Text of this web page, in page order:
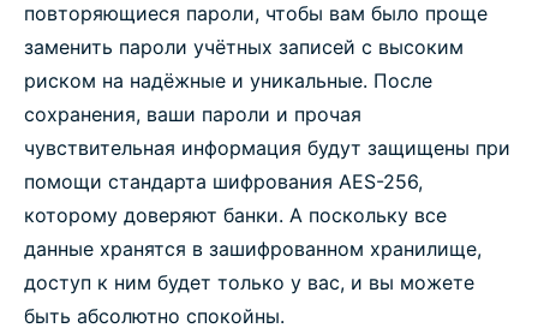
повторяющиеся пароли, чтобы вам было проще
заменить пароли учётных записей с высоким
риском на надёжные и уникальные. После
сохранения, ваши пароли и прочая
чувствительная информация будут защищены при
помощи стандарта шифрования AES-256,
которому доверяют банки. А поскольку все
данные хранятся в зашифрованном хранилище,
доступ к ним будет только у вас, и вы можете
быть абсолютно спокойны.